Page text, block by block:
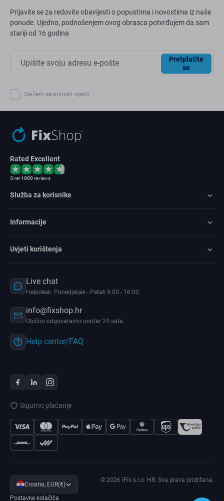
Prijavite se za redovite obavijesti o popustima i novostima iz naše
ponude. Ujedno, podnošenjem ovog obrasca potvrđujem da sam
stariji od 16 godina
Pretplatite
se
Slažem se primati vijesti
Rated Excellent
Over1000reviews
Služba za korisnike
Informacije
Uvjeti korištenja
Live chat
Helpdesk: Ponedjeljak - Petak 9:00 - 16:00
info@fixshop.hr
Obično odgovaramo unutar 24 sata.
Help center/FAQ
Sigurno plaćanje
Croatia, EUR(€)
Postavke kolačića
© 2026 iFix s.r.o. HR. Sva prava pridržana.